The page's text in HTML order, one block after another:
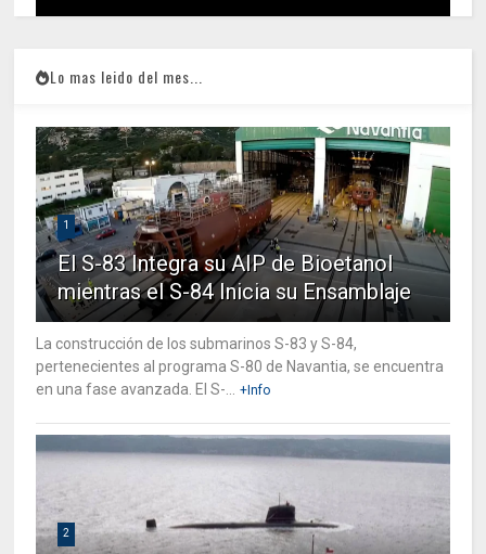
Lo mas leido del mes...
1
El S-83 Integra su AIP de Bioetanol
mientras el S-84 Inicia su Ensamblaje
La construcción de los submarinos S-83 y S-84,
pertenecientes al programa S-80 de Navantia, se encuentra
en una fase avanzada. El S-...
+Info
2